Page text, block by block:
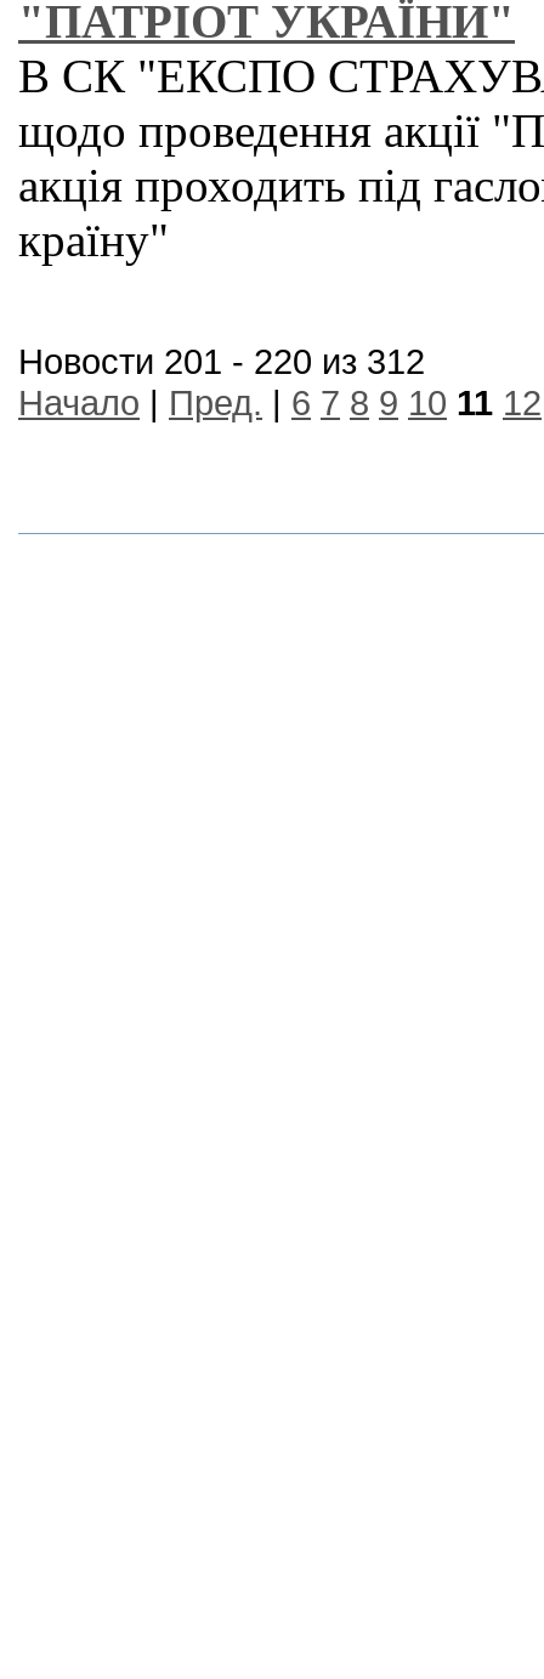
"ПАТРIОТ УКРАЇНИ"
В СК "ЕКСПО
щодо проведення
акція проходить під
країну"
Новости 201 - 220 из 312
Начало | Пред. | 6 7 8 9 10 11 12